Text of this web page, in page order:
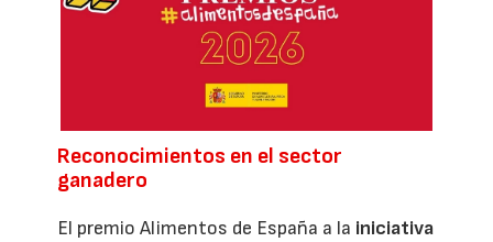
Reconocimientos en el sector
ganadero
El premio Alimentos de España a la iniciativa